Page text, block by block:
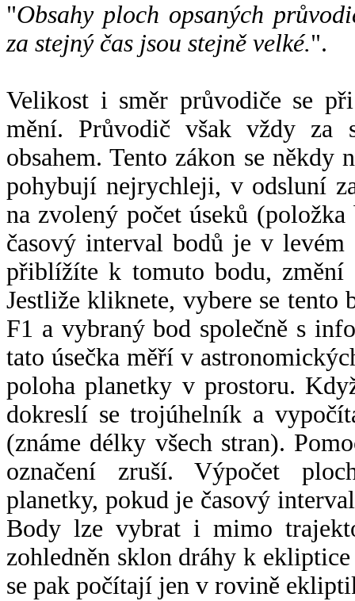
"Obsahy ploch opsaných
za stejný čas jsou stejně velké.".
Velikost i směr průvodiče se
mění. Průvodič však vždy za
obsahem. Tento zákon se někdy
pohybují nejrychleji, v odsluní
na zvolený počet úseků
časový interval bodů je v
přiblížíte k tomuto bodu,
Jestliže kliknete, vybere se tento
F1 a vybraný bod společně s
tato úsečka měří v
poloha planetky v prostoru.
dokreslí se trojúhelník a
(známe délky všech stran).
označení zruší. Výpočet
planetky, pokud je časový
Body lze vybrat i mimo
zohledněn sklon dráhy k
se pak počítají jen v rovině